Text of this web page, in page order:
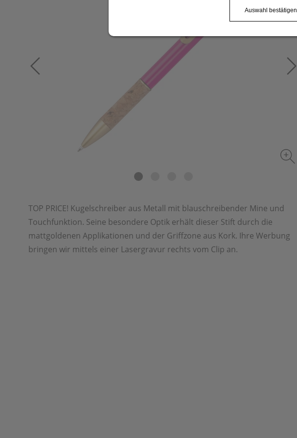
TOP PRICE! Kugelschreiber aus Metall mit blauschreibender Mine und
Touchfunktion. Seine besondere Optik erhält dieser Stift durch die
mattgoldenen Applikationen und der Griffzone aus Kork. Ihre Werbung
bringen wir mittels einer Lasergravur rechts vom Clip an.
Auswahl bestätigen